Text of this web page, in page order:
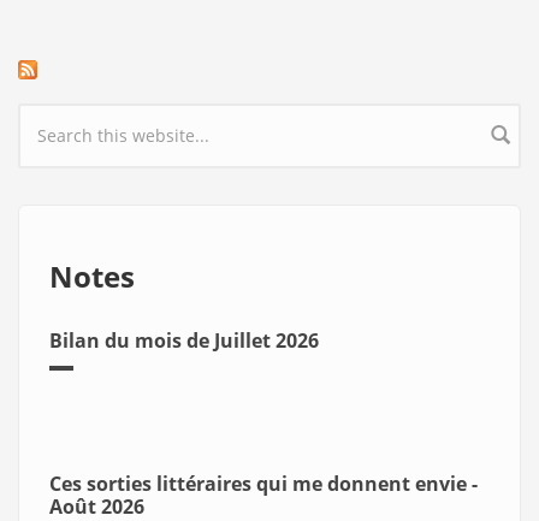
Search form
Notes
Bilan du mois de Juillet 2026
Ces sorties littéraires qui me donnent envie -
Août 2026